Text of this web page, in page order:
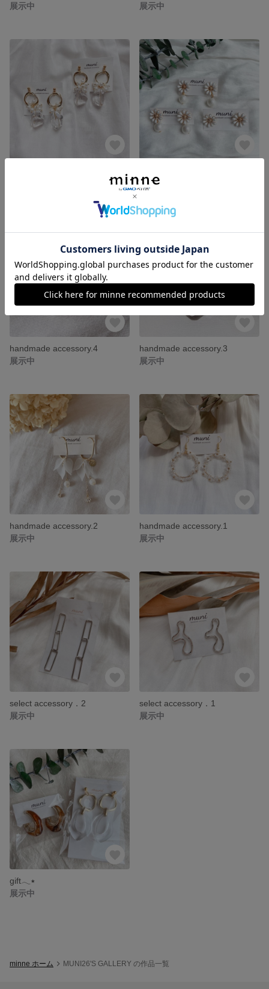
展示中 展示中
展示中
handmade accessory.4
展示中
handmade accessory.3
展示中
handmade accessory.2
展示中
handmade accessory.1
展示中
select accessory．2
展示中
select accessory．1
展示中
gift𓂃٭
展示中
minne ホーム MUNI26'S GALLERY の作品一覧